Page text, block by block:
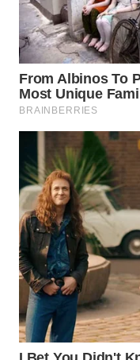
WN
KALSEL
WN
KALTIM
SULSEL
WN
GORONTALO
WN
SULUT
WN
MALUKU